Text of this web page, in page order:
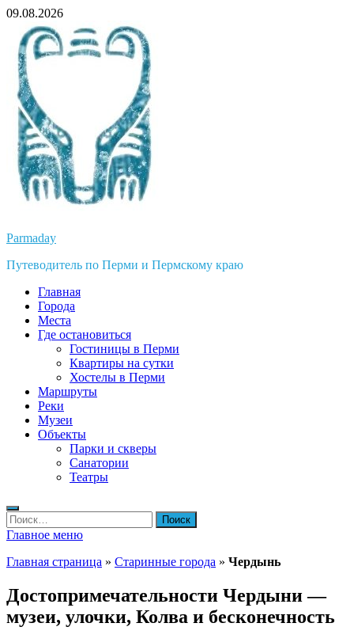
Перейти
содержимому
09.08.2026
Parmaday
Путеводитель по Перми и Пермскому краю
Главная
Города
Места
Где остановиться
Гостиницы в Перми
Квартиры на сутки
Хостелы в Перми
Маршруты
Реки
Музеи
Объекты
Парки и скверы
Санатории
Театры
Найти:
Главное меню
Главная страница » Старинные города » Чердынь
Достопримечательности Чердыни —
музеи, улочки, Колва и бесконечность